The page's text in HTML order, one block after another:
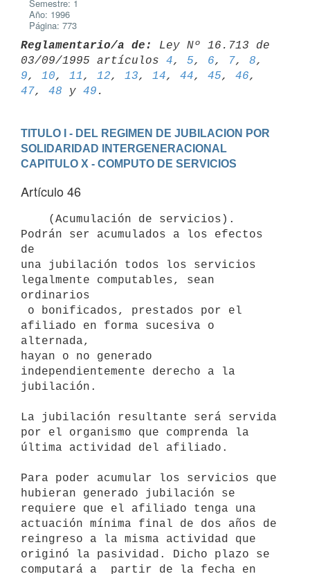
Semestre: 1
Año: 1996
Página: 773
Reglamentario/a de:
Ley Nº 16.713 de
03/09/1995 artículos 4, 5, 6, 7, 8,
9, 10, 11 , 12, 13, 14, 44, 45, 46
47, 48 y 49
TITULO I - DEL REGIMEN DE JUBILACION POR
SOLIDARIDAD INTERGENERACIONAL
CAPITULO X - COMPUTO DE SERVICIOS
Artículo 46
Podrán ser acumulados a los efectos
de
una jubilación todos los servicios
legalmente computables, sean
ordinarios
afiliado en forma sucesiva o
alternada,
hayan o no generado
independientemente derecho a la
jubilación.
La jubilación resultante será servida
por el organismo que comprenda la
última actividad del afiliado.
Para poder acumular los servicios que
hubieran generado jubilación se
requiere que el afiliado tenga una
actuación mínima final de dos años de
reingreso a la misma actividad que
originó la pasividad. Dicho plazo se
computará a  partir de la fecha en